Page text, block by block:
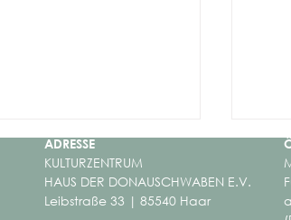
ADRESSE
KULTURZENTRUM
HAUS DER DONAUSCHWABEN E.V.
Leibstraße 33 | 85540 Haar